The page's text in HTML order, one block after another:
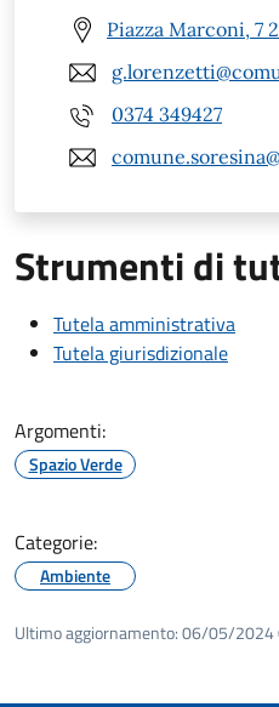
Piazza Marconi, 7
0374 349427
Strumenti di
Tutela amministrativa
Tutela giurisdizionale
Argomenti:
Spazio Verde
Categorie:
Ambiente
Ultimo aggiornamento:06/05/2024